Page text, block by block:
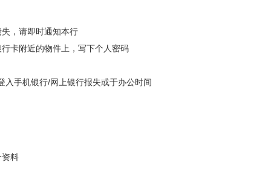
，请即时通知本行
卡附近的物件上，写下个人密码
入手机银行/网上银行报失或于办公时间
资料